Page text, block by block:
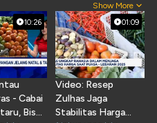
Show More
10:26
- Cabai
Bisa
01:09
Video: Resep
Zulhas Jaga
Stabilitas Harga